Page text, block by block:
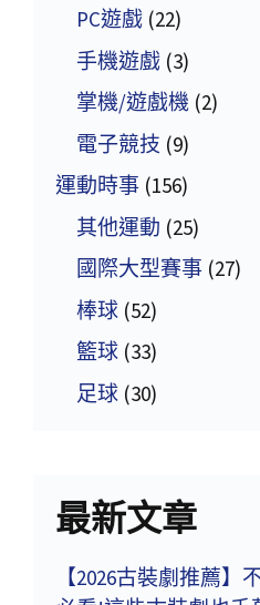
PC遊戲 (22)
手機遊戲 (3)
掌機/遊戲機 (2)
電子競技 (9)
運動時事 (156)
其他運動 (25)
國際大型賽事 (27)
棒球 (52)
籃球 (33)
足球 (30)
最新文章
【2026古裝劇推薦